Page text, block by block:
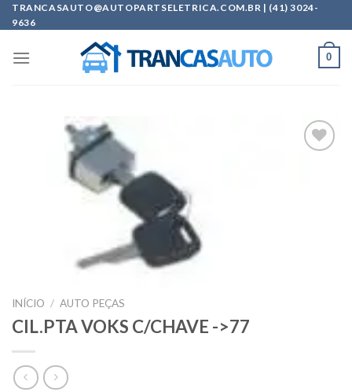
Skip
to
TRANCASAUTO@AUTOPARTSELETRICA.COM.BR | (41) 3024-
9636
0
INÍCIO / AUTO PEÇAS
CIL.PTA VOKS C/CHAVE ->77